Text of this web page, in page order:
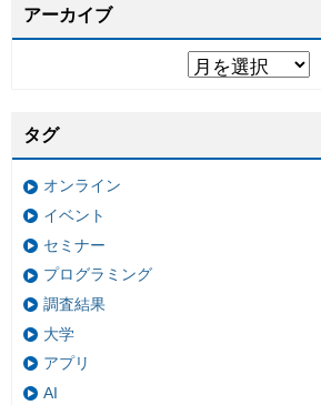
アーカイブ
タグ
オンライン
イベント
セミナー
プログラミング
調査結果
大学
アプリ
AI